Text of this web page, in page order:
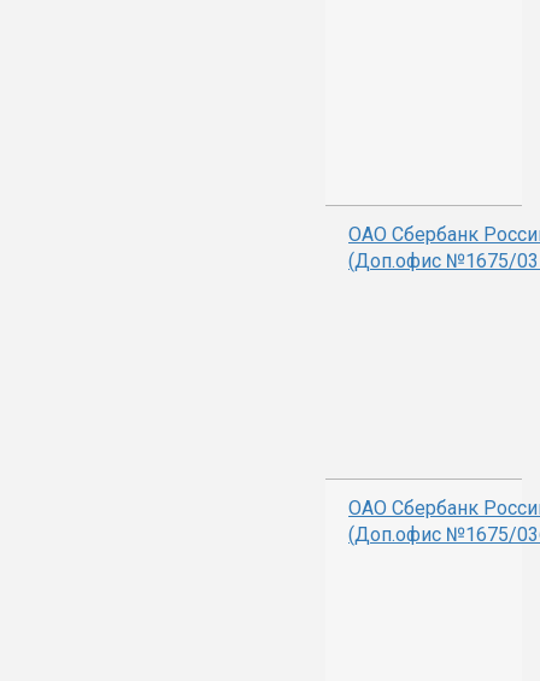
ОАО Сбербанк
(Доп.офис №1675/
ОАО Сбербанк
(Доп.офис №1675/